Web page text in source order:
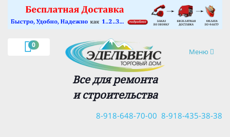
0
Навигация
Меню
Все для ремонта
и строительства
8-918-435-38-38
8-918-648-70-00
×